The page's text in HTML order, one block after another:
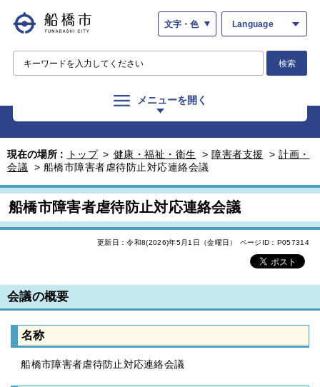
文字・色 Language
検索
メニューを開く
現在の場所 : トップ > 健康・福祉・衛生 > 障害者支援 > 計画・
会議
> 船橋市障害者虐待防止対応連絡会議
船橋市障害者虐待防止対応連絡会議
更新日：令和8(2026)年5月1日（金曜日） ページID：P057314
会議の概要
名称
船橋市障害者虐待防止対応連絡会議